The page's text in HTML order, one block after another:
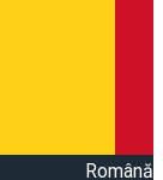
Română